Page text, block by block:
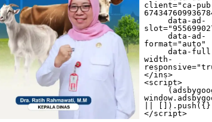
client="ca-
     data-ad-
     data-ad-
format="auto"
     data-full-
width-
</ins>
<script>
||
</script>